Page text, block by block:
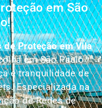
em São
de Proteção em Vila
em São Paulo
e tranquilidade de
Especializada na
de Redes de